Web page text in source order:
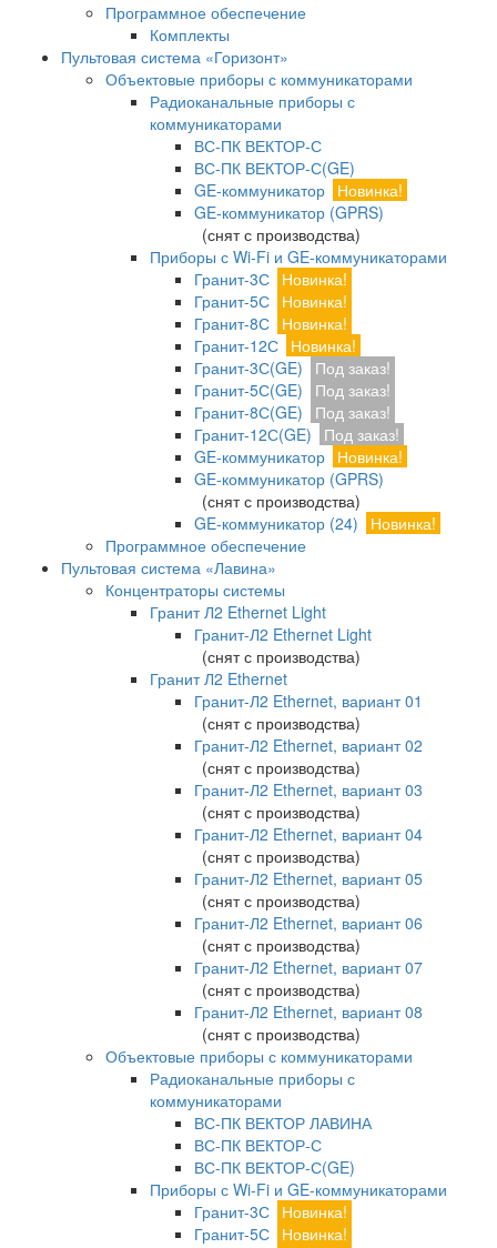
Программное обеспечение
Комплекты
Пультовая система «Горизонт»
Объектовые приборы с коммуникаторами
Радиоканальные приборы с
коммуникаторами
ВС-ПК ВЕКТОР-С
ВС-ПК ВЕКТОР-С(GE)
GE-коммуникатор Новинка!
GE-коммуникатор (GPRS)
(снят с производства)
Приборы с Wi-Fi и GE-коммуникаторами
Гранит-3С Новинка!
Гранит-5С Новинка!
Гранит-8С Новинка!
Гранит-12С Новинка!
Гранит-3С(GE)
Под заказ!
Гранит-5С(GE)
Под заказ!
Гранит-8С(GE)
Под заказ!
Гранит-12С(GE)
Под заказ!
GE-коммуникатор Новинка!
GE-коммуникатор (GPRS)
(снят с производства)
GE-коммуникатор (24)
Новинка!
Программное обеспечение
Пультовая система «Лавина»
Концентраторы системы
Гранит Л2 Ethernet Light
Гранит-Л2 Ethernet Light
(снят с производства)
Гранит Л2 Ethernet
Гранит-Л2 Ethernet, вариант 01
(снят с производства)
Гранит-Л2 Ethernet, вариант 02
(снят с производства)
Гранит-Л2 Ethernet, вариант 03
(снят с производства)
Гранит-Л2 Ethernet, вариант 04
(снят с производства)
Гранит-Л2 Ethernet, вариант 05
(снят с производства)
Гранит-Л2 Ethernet, вариант 06
(снят с производства)
Гранит-Л2 Ethernet, вариант 07
(снят с производства)
Гранит-Л2 Ethernet, вариант 08
(снят с производства)
Объектовые приборы с коммуникаторами
Радиоканальные приборы с
коммуникаторами
ВС-ПК ВЕКТОР ЛАВИНА
ВС-ПК ВЕКТОР-С
ВС-ПК ВЕКТОР-С(GE)
Приборы с Wi-Fi и GE-коммуникаторами
Гранит-3С Новинка!
Гранит-5С Новинка!